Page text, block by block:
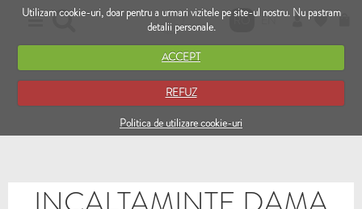
Utilizam cookie-uri, doar pentru a urmari vizitele pe site-ul nostru. Nu pastram
detalii personale.
ACCEPT
REFUZ
Politica de utilizare cookie-uri
RO EN